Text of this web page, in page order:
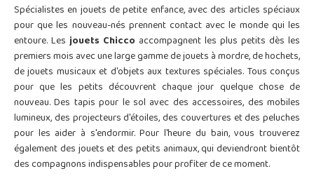
Spécialistes en jouets de petite enfance, avec des articles spéciaux
pour que les nouveau-nés prennent contact avec le monde qui les
entoure. Les jouets Chicco accompagnent les plus petits dès les
premiers mois avec une large gamme de jouets à mordre, de hochets,
de jouets musicaux et d'objets aux textures spéciales. Tous conçus
pour que les petits découvrent chaque jour quelque chose de
nouveau. Des tapis pour le sol avec des accessoires, des mobiles
lumineux, des projecteurs d'étoiles, des couvertures et des peluches
pour les aider à s'endormir. Pour l'heure du bain, vous trouverez
également des jouets et des petits animaux, qui deviendront bientôt
des compagnons indispensables pour profiter de ce moment.